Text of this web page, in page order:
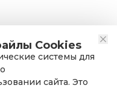
Cookies
системы для
сайта. Это